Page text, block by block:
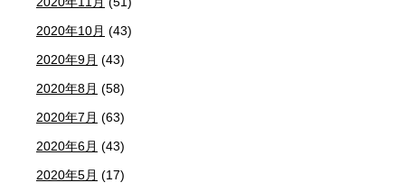
2020年10月 (43)
2020年9月 (43)
2020年8月 (58)
2020年7月 (63)
2020年6月 (43)
2020年5月 (17)